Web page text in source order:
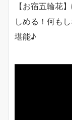
【お宿五輪花
しめる！何も
堪能♪